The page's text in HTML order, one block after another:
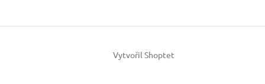
í
Vytvořil Shoptet